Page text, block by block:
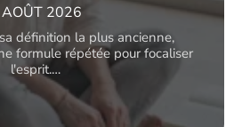
2026
définition la plus ancienne,
formule répétée pour focaliser
l'esprit.…